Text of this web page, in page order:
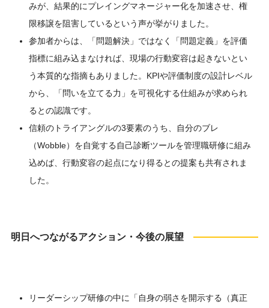
みが、結果的にプレイングマネージャー化を加速させ、権
限移譲を阻害しているという声が挙がりました。
参加者からは、「問題解決」ではなく「問題定義」を評価
指標に組み込まなければ、現場の行動変容は起きないとい
う本質的な指摘もありました。KPIや評価制度の設計レベル
から、「問いを立てる力」を可視化する仕組みが求められ
るとの認識です。
信頼のトライアングルの3要素のうち、自分のブレ
（Wobble）を自覚する自己診断ツールを管理職研修に組み
込めば、行動変容の起点になり得るとの提案も共有されま
した。
明日へつながるアクション・今後の展望
リーダーシップ研修の中に「自身の弱さを開示する（真正